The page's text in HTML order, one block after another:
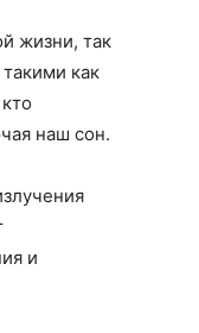
жизни, так
как
наш сон.
и